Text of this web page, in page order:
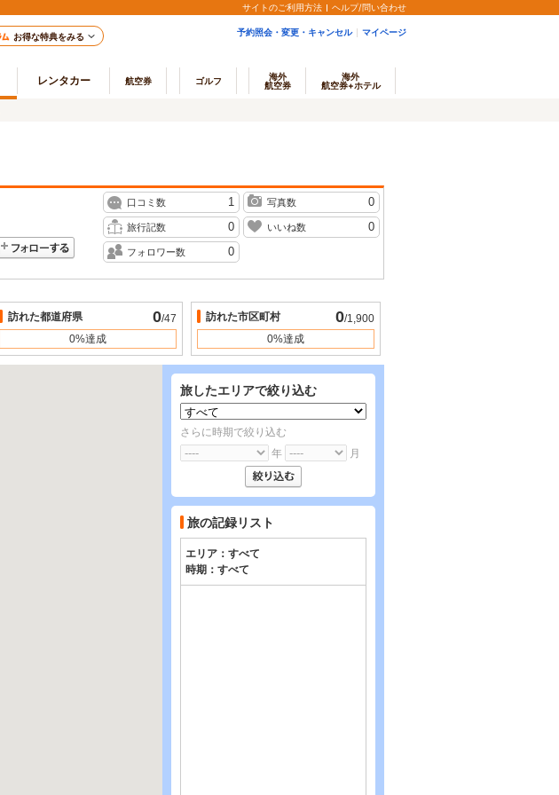
サイトのご利用方法 ヘルプ/問い合わせ
お得な特典をみる 予約照会・変更・キャンセル マイページ
レンタカー 航空券 ゴルフ
海外
航空券
海外
航空券+ホテル
口コミ数 1 写真数 0
旅行記数 0 いいね数 0
フォロワー数 0
訪れた都道府県 0/47
0%達成
訪れた市区町村 0/1,900
0%達成
旅したエリアで絞り込む
さらに時期で絞り込む
年
月
旅の記録リスト
エリア： すべて
時期： すべて